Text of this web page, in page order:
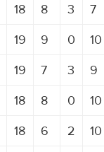
18 8 3
7
19 9 0
10
19 7 3
9
18 8 0
10
18 6 2
10